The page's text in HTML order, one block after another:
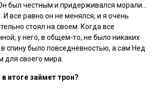
был честным и придерживался морали…
И все равно он не менялся, и я очень
стоял на своем. Когда все
у него, в общем-то, не было никаких
спину было повседневностью, а сам Нед
своего мира.
итоге займет трон?